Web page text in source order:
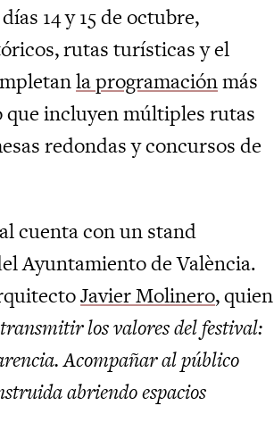
14 y 15 de octubre,
rutas turísticas y el
la programaciónmás
que incluyen múltiples rutas
redondas y concursos de
cuenta con un stand
Ayuntamiento de València.
Javier Molinero, quien
los valores del festival:
Acompañar al público
abriendo espacios